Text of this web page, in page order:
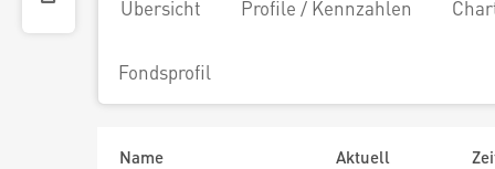
Übersicht Profile / Kennzahlen
Fondsprofil
Name Aktuell